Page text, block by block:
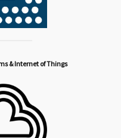
& Internet of Things